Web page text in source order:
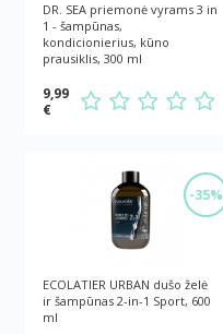
DR. SEA priemonė vyrams 3 in
1 - šampūnas,
kondicionierius, kūno
prausiklis, 300 ml
9,99
€
-35%
ECOLATIER URBAN dušo želė
ir šampūnas 2-in-1 Sport, 600
ml